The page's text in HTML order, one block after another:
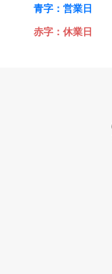
青字：営業日
赤字：休業日